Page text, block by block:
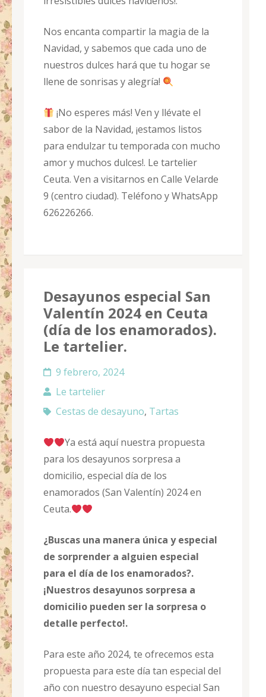
Nos encanta compartir la magia de la
Navidad, y sabemos que cada uno de
nuestros dulces hará que tu hogar se
llene de sonrisas y alegría!
¡No esperes más! Ven y llévate el
sabor de la Navidad, ¡estamos listos
para endulzar tu temporada con mucho
amor y muchos dulces!. Le tartelier
Ceuta. Ven a visitarnos en Calle Velarde
9 (centro ciudad). Teléfono y WhatsApp
626226266.
Desayunos especial San
Valentín 2024 en Ceuta
(día de los enamorados).
Le tartelier.
9 febrero, 2024
Le tartelier
Cestas de desayuno, Tartas
Ya está aquí nuestra propuesta
para los desayunos sorpresa a
domicilio, especial día de los
enamorados (San Valentín) 2024 en
Ceuta.
¿Buscas una manera única y especial
de sorprender a alguien especial
para el día de los enamorados?.
¡Nuestros desayunos sorpresa a
domicilio pueden ser la sorpresa o
detalle perfecto!.
Para este año 2024, te ofrecemos esta
propuesta para este día tan especial del
año con nuestro desayuno especial San